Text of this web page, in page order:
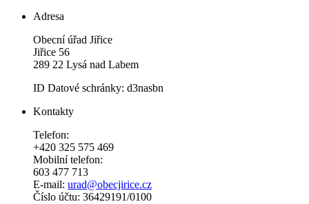
Adresa
Obecní úřad Jiřice
Jiřice 56
289 22 Lysá nad Labem
ID Datové schránky: d3nasbn
Kontakty
Telefon:
+420 325 575 469
Mobilní telefon:
603 477 713
E-mail: urad@obecjirice.cz
Číslo účtu: 36429191/0100